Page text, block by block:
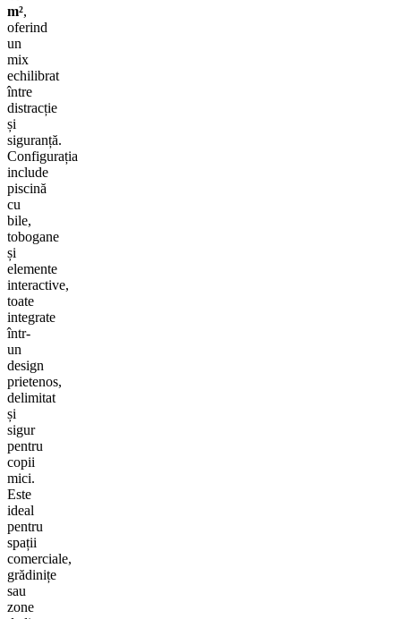
m²,
oferind
un
mix
echilibrat
între
distracție
și
siguranță.
Configurația
include
piscină
cu
bile,
tobogane
și
elemente
interactive,
toate
integrate
într-
un
design
prietenos,
delimitat
și
sigur
pentru
copii
mici.
Este
ideal
pentru
spații
comerciale,
grădinițe
sau
zone